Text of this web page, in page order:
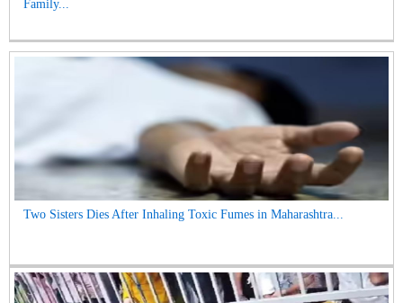
Family...
Two Sisters Dies After Inhaling Toxic Fumes in Maharashtra...